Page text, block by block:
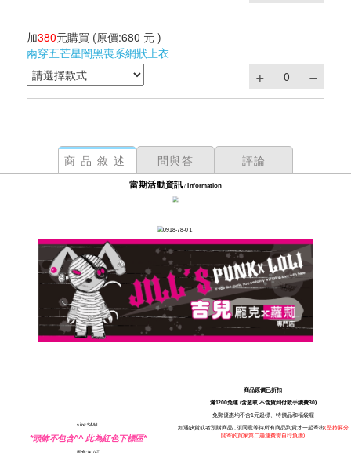
加380元購買 (原價:680 元 )
兩穿五芒星闇黑喪系網狀上衣
商品敘述 問與答 評論